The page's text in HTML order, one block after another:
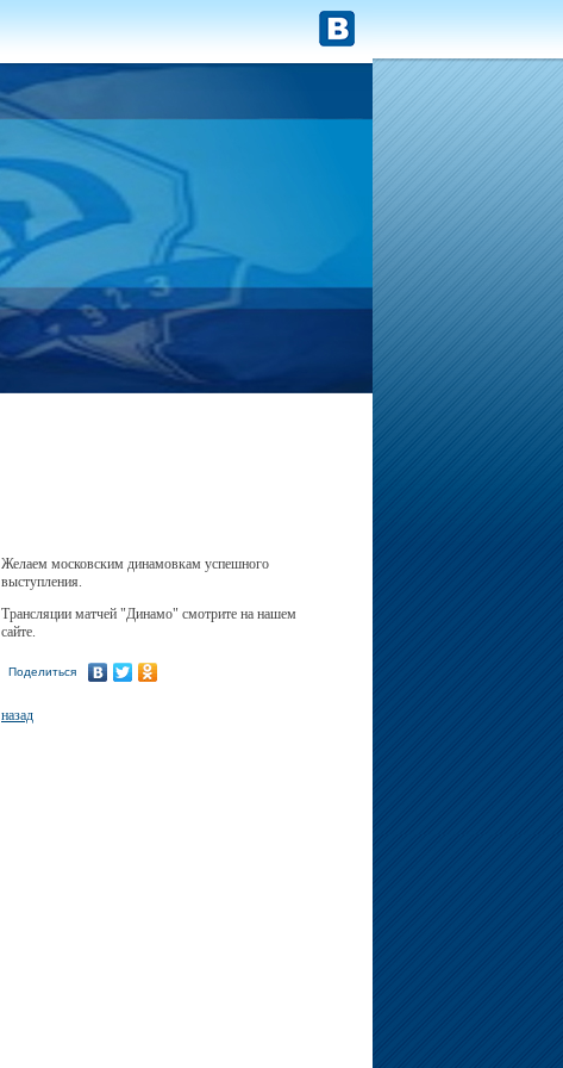
Желаем московским динамовкам успешного
выступления.
Трансляции матчей "Динамо" смотрите на нашем
сайте.
Поделиться
назад